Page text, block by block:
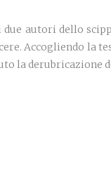
autori dello
Accogliendo la
la derubricazione